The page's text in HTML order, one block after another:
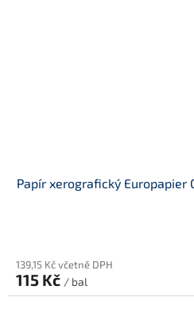
Papír xerografický
139,15 Kč včetně DPH
115 Kč / bal